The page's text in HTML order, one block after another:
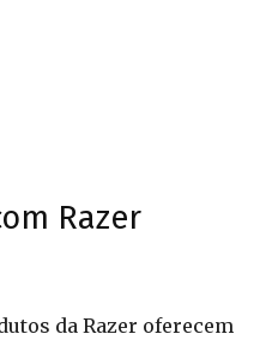
Razer
da Razer oferecem